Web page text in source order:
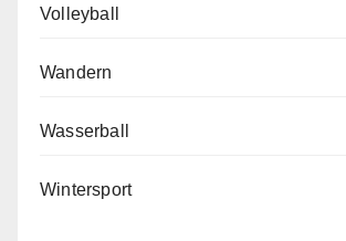
Volleyball
Wandern
Wasserball
Wintersport